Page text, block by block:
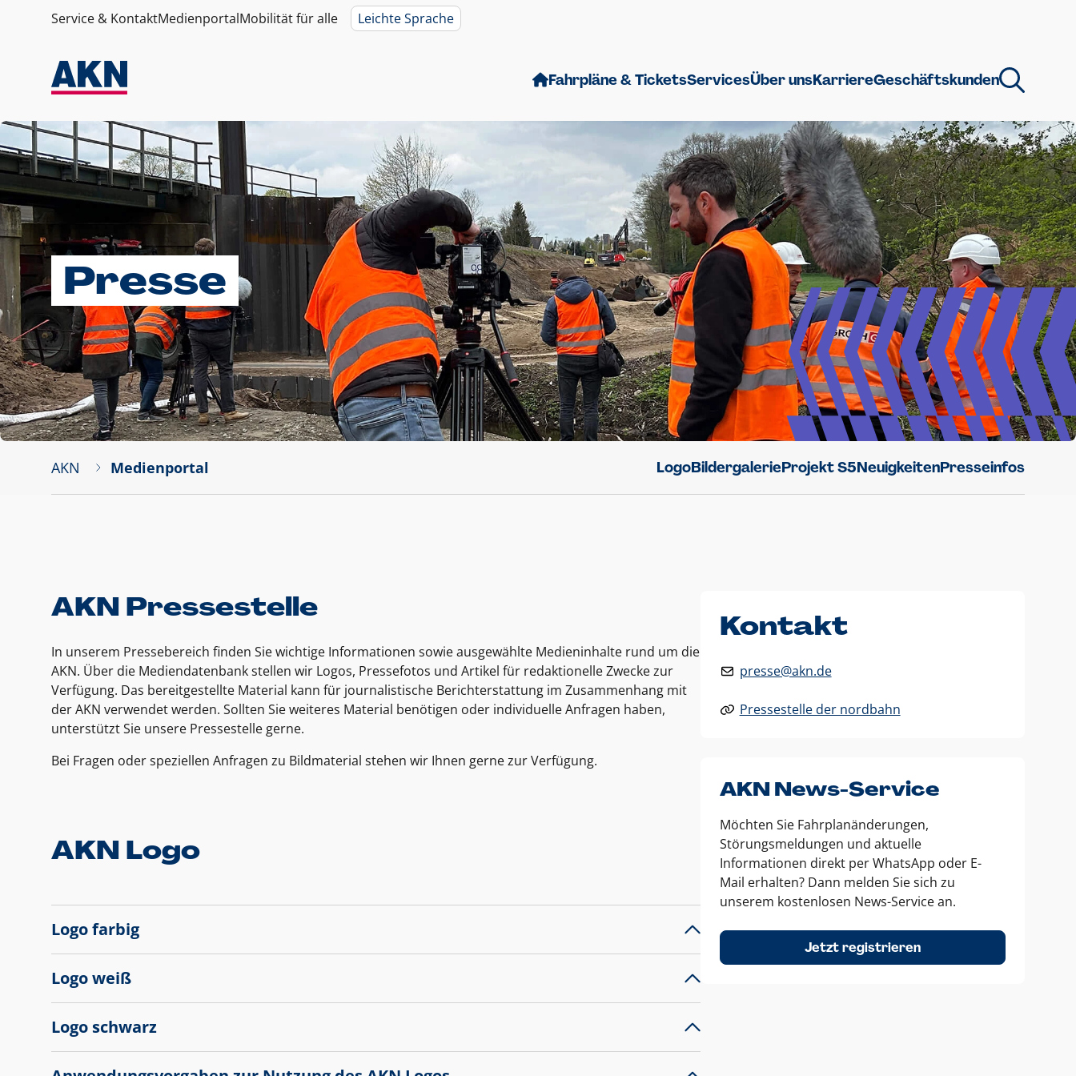
Service & KontaktMedienportalMobilität für alle Leichte Sprache
Fahrpläne & TicketsServicesÜber unsKarriereGeschäftskunden
Presse
AKN Medienportal LogoBildergalerieProjekt S5NeuigkeitenPresseinfos
AKN Pressestelle
In unserem Pressebereich finden Sie wichtige Informationen sowie ausgewählte Medieninhalte rund um die
AKN. Über die Mediendatenbank stellen wir Logos, Pressefotos und Artikel für redaktionelle Zwecke zur
Verfügung. Das bereitgestellte Material kann für journalistische Berichterstattung im Zusammenhang mit
der AKN verwendet werden. Sollten Sie weiteres Material benötigen oder individuelle Anfragen haben,
unterstützt Sie unsere Pressestelle gerne.
Bei Fragen oder speziellen Anfragen zu Bildmaterial stehen wir Ihnen gerne zur Verfügung.
AKN Logo
Logo farbig
Logo weiß
Logo schwarz
Kontakt
presse@akn.de
Pressestelle der nordbahn
AKN News-Service
Möchten Sie Fahrplanänderungen,
Störungsmeldungen und aktuelle
Informationen direkt per WhatsApp oder E-
Mail erhalten? Dann melden Sie sich zu
unserem kostenlosen News-Service an.
Jetzt registrieren